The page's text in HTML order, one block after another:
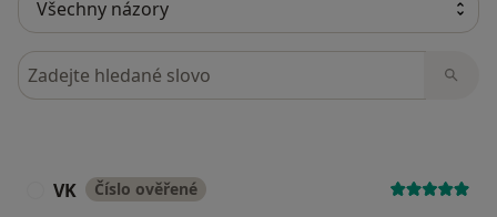
Hledejte v názorech
VK Číslo ověřené